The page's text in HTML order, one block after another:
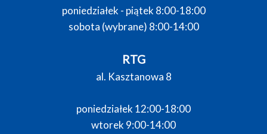
poniedziałek - piątek 8:00-18:00
sobota (wybrane) 8:00-14:00
RTG
al. Kasztanowa 8
poniedziałek 12:00-18:00
wtorek 9:00-14:00